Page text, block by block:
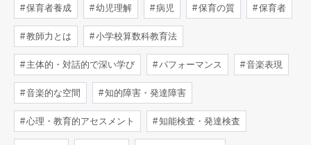
保育者養成 幼児理解 病児 保育の質 保育者
教師力とは 小学校算数科教育法
主体的・対話的で深い学び パフォーマンス 音楽表現
音楽的な空間 知的障害・発達障害
心理・教育的アセスメント 知能検査・発達検査